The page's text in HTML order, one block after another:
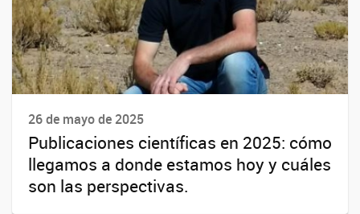
26 de mayo de 2025
Publicaciones científicas en 2025: cómo
llegamos a donde estamos hoy y cuáles
son las perspectivas.